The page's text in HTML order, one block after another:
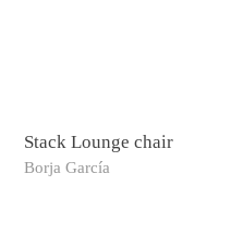
Stack Lounge chair
Borja García